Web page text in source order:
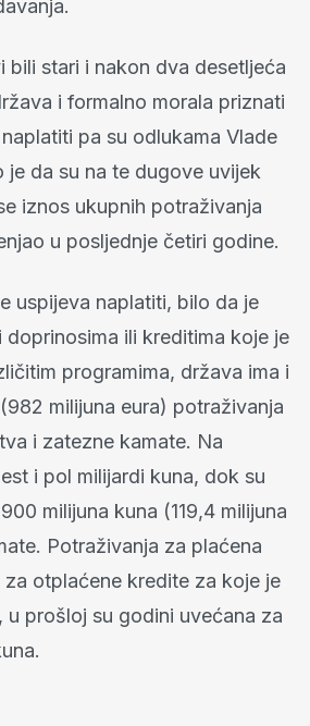
bili stari i nakon dva desetljeća
i formalno morala priznati
pa su odlukama Vlade
je da su na te dugove uvijek
iznos ukupnih potraživanja
u posljednje četiri godine.
uspijeva naplatiti, bilo da je
doprinosima ili kreditima koje je
programima, država ima i
milijuna eura) potraživanja
i zatezne kamate. Na
i pol milijardi kuna, dok su
milijuna kuna (119,4 milijuna
Potraživanja za plaćena
otplaćene kredite za koje je
u prošloj su godini uvećana za